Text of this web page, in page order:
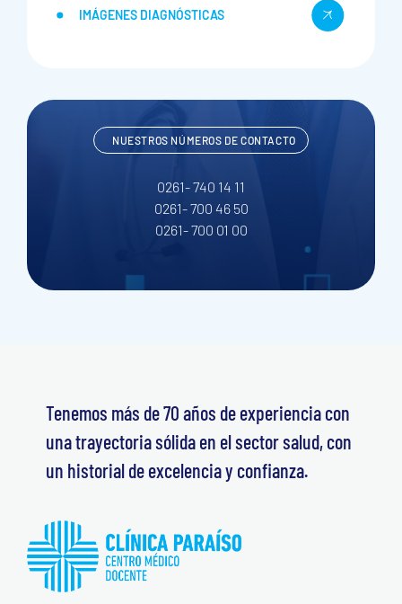
IMÁGENES DIAGNÓSTICAS
NUESTROS NÚMEROS DE CONTACTO
0261- 740 14 11
0261- 700 46 50
0261- 700 01 00
Tenemos más de 70 años de experiencia con
una trayectoria sólida en el sector salud, con
un historial de excelencia y confianza.